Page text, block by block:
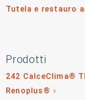
Tutela e restauro
Prodotti
242 CalceClima®
Renoplus®